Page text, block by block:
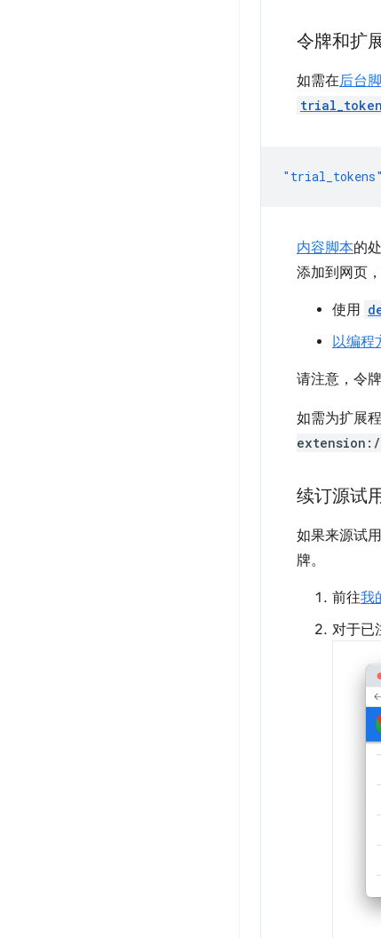
令牌和扩
如需在后台
"trial_tokens"
内容脚本的
添加到网页
使用
以编程
请注意，令
如需为扩展
续订源试
如果来源试
牌。
前往我
对于已